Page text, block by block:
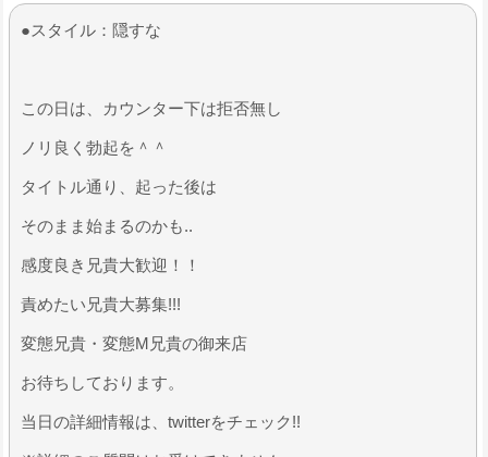
●スタイル：隠すな
この日は、カウンター下は拒否無し
ノリ良く勃起を＾＾
​タイトル通り、起った後は
そのまま始まるのかも..
感度良き兄貴大歓迎！！
​責めたい兄貴大募集!!!
変態兄貴・変態M兄貴の御来店​​​
お待ちしております。
​当日の詳細情報は、twitterをチェック!!